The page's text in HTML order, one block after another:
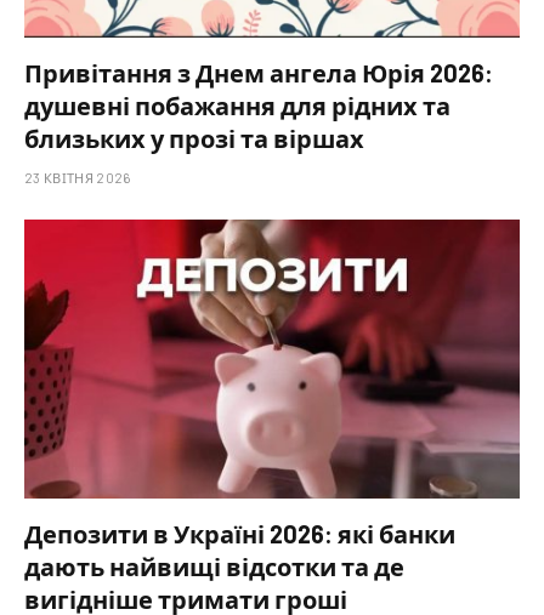
Привітання з Днем ангела Юрія 2026:
душевні побажання для рідних та
близьких у прозі та віршах
23 КВІТНЯ 2026
Депозити в Україні 2026: які банки
дають найвищі відсотки та де
вигідніше тримати гроші